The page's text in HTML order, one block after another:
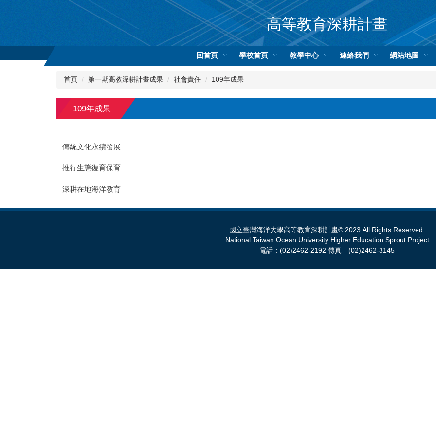
內
高等教育深耕計畫
回首頁 學校首頁 教學中心 連絡我們 網站地圖
首頁 第一期高教深耕計畫成果 社會責任 109年成果
109年成果
傳統文化永續發展
推行生態復育保育
深耕在地海洋教育
國立臺灣海洋大學高等教育深耕計畫© 2023 All Rights Reserved.
National Taiwan Ocean University Higher Education Sprout Project
電話：(02)2462-2192 傳真：(02)2462-3145